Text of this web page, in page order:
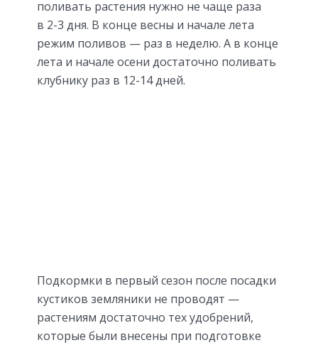
поливать растения нужно не чаще раза
в 2-3 дня. В конце весны и начале лета
режим поливов — раз в неделю. А в конце
лета и начале осени достаточно поливать
клубнику раз в 12-14 дней.
Подкормки в первый сезон после посадки
кустиков земляники не проводят —
растениям достаточно тех удобрений,
которые были внесены при подготовке